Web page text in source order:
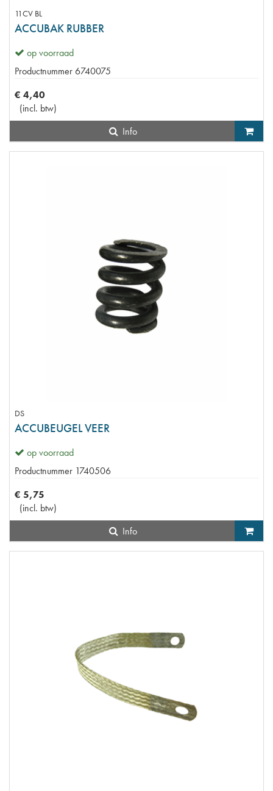
11CV BL
ACCUBAK RUBBER
op voorraad
Productnummer 6740075
€ 4,40
(incl. btw)
Info
DS
ACCUBEUGEL VEER
op voorraad
Productnummer 1740506
€ 5,75
(incl. btw)
Info